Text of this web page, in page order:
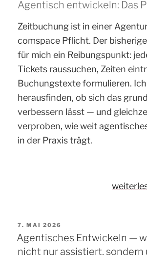
Agentisch entwickeln: Das
Zeitbuchung ist in einer
comspace Pflicht. Der
für mich ein Reibungspunkt:
Tickets raussuchen, Zeiten
Buchungstexte formulieren.
herausfinden, ob sich das
verbessern lässt — und
verproben, wie weit
in der Praxis trägt.
In
VERÖFFENTLICHT
AM
7. MAI 2026
Agentisches Entwickeln —
nicht nur assistiert, sondern